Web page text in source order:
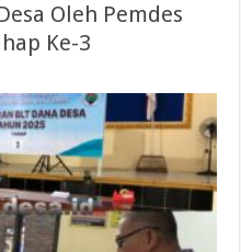
Oleh Pemdes
Ke-3